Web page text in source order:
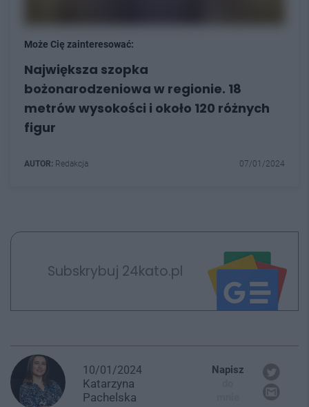
Może Cię zainteresować:
Największa szopka
bożonarodzeniowa w regionie. 18
metrów wysokości i około 120 różnych
figur
AUTOR: Redakcja 07/01/2024
Subskrybuj 24kato.pl
10/01/2024
Katarzyna
Pachelska
Napisz